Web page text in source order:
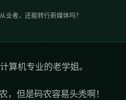
业者，还能转行新媒体吗？
算机专业的老学姐。
，但是码农容易头秃啊！